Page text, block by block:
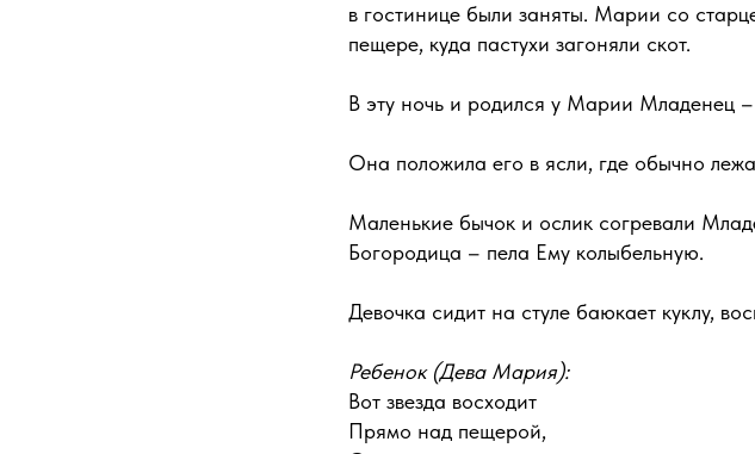
в гостинице были заняты. Марии со
пещере, куда пастухи загоняли скот.
В эту ночь и родился у Марии Младенец
Она положила его в ясли, где обычно
Маленькие бычок и ослик согревали
Богородица – пела Ему колыбельную.
Девочка сидит на стуле баюкает куклу,
Ребенок (Дева Мария):
Вот звезда восходит
Прямо над пещерой,